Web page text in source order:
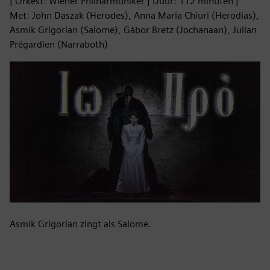
Met: John Daszak (Herodes), Anna Maria Chiuri (Herodias),
Asmik Grigorian (Salome), Gábor Bretz (Jochanaan), Julian
Prégardien (Narraboth)
Asmik Grigorian zingt als Salome.